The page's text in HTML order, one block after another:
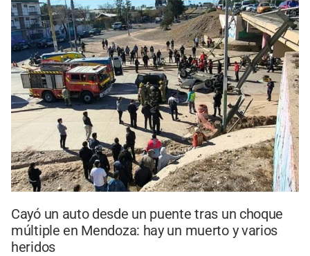
Cayó un auto desde un puente tras un choque
múltiple en Mendoza: hay un muerto y varios
heridos